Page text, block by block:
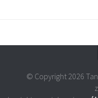
© Copyright 2026